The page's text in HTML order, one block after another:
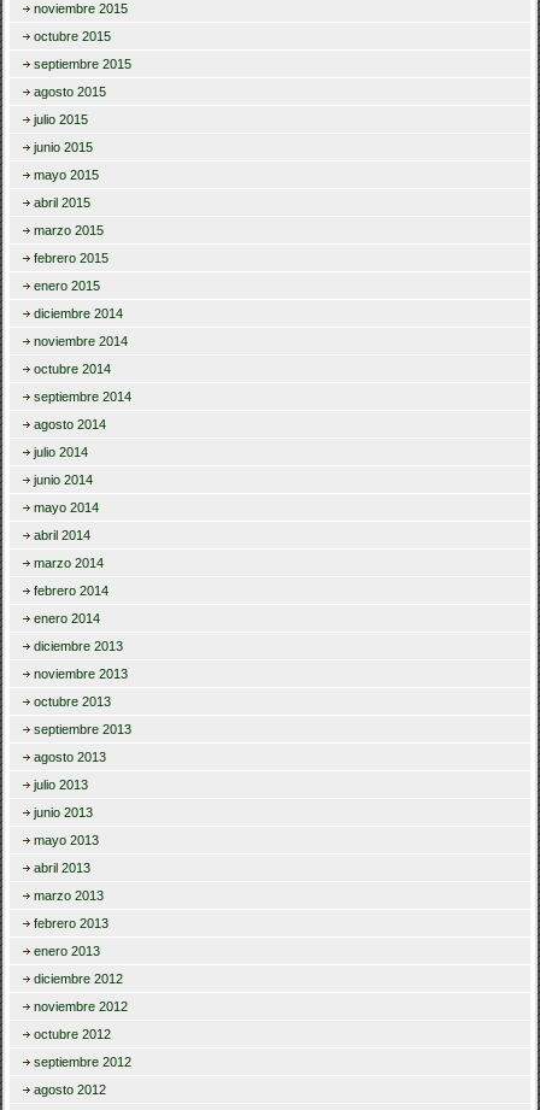
noviembre 2015
octubre 2015
septiembre 2015
agosto 2015
julio 2015
junio 2015
mayo 2015
abril 2015
marzo 2015
febrero 2015
enero 2015
diciembre 2014
noviembre 2014
octubre 2014
septiembre 2014
agosto 2014
julio 2014
junio 2014
mayo 2014
abril 2014
marzo 2014
febrero 2014
enero 2014
diciembre 2013
noviembre 2013
octubre 2013
septiembre 2013
agosto 2013
julio 2013
junio 2013
mayo 2013
abril 2013
marzo 2013
febrero 2013
enero 2013
diciembre 2012
noviembre 2012
octubre 2012
septiembre 2012
agosto 2012